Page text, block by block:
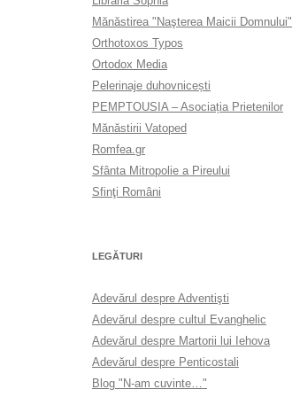
Mănăstirea "Naşterea Maicii Domnului"
Orthotoxos Typos
Ortodox Media
Pelerinaje duhovnicești
PEMPTOUSIA – Asociația Prietenilor
Mănăstirii Vatoped
Romfea.gr
Sfânta Mitropolie a Pireului
Sfinţi Români
LEGĂTURI
Adevărul despre Adventişti
Adevărul despre cultul Evanghelic
Adevărul despre Martorii lui Iehova
Adevărul despre Penticostali
Blog "N-am cuvinte…"